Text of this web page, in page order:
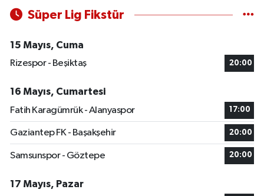
Süper Lig Fikstür
15 Mayıs, Cuma
Rizespor - Beşiktaş
20:00
16 Mayıs, Cumartesi
Fatih Karagümrük - Alanyaspor
17:00
Gaziantep FK - Başakşehir 20:00
Samsunspor - Göztepe 20:00
17 Mayıs, Pazar